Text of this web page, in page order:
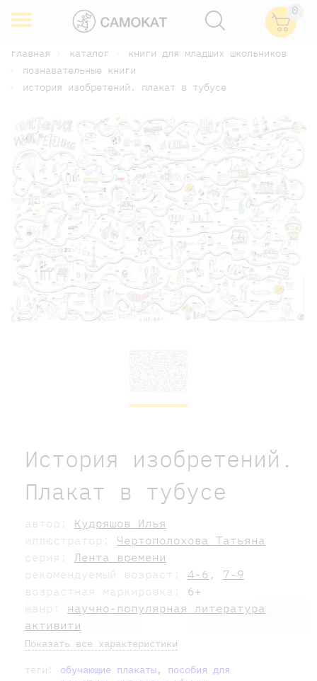
0
главная каталог
книги для младших школьников
познавательные книги
история изобретений. плакат в тубусе
История изобретений.
Плакат в тубусе
автор: Кудряшов Илья
иллюстратор: Чертополохова Татьяна
серия: Лента времени
рекомендуемый возраст: 4-6 , 7-9
возрастная маркировка: 6+
жанр: научно-популярная литература
активити
Показать все характеристики
теги: обучающие плакаты, пособия для